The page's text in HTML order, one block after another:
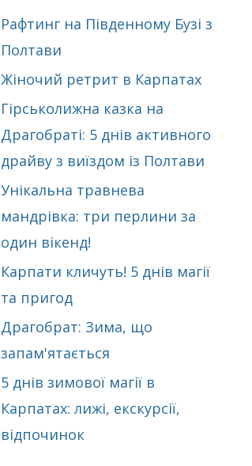
Рафтинг на Південному Бузі з
Полтави
Жіночий ретрит в Карпатах
Гірськолижна казка на
Драгобраті: 5 днів активного
драйву з виїздом із Полтави
Унікальна травнева
мандрівка: три перлини за
один вікенд!
Карпати кличуть! 5 днів магії
та пригод
Драгобрат: Зима, що
запам'ятається
5 днів зимової магії в
Карпатах: лижі, екскурсії,
відпочинок